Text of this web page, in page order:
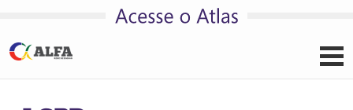
Pular para o conteúdo